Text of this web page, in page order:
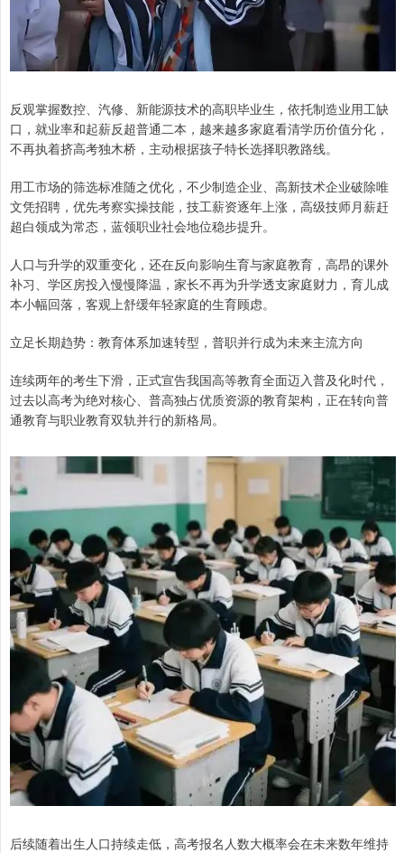
反观掌握数控、汽修、新能源技术的高职毕业生，依托制造业用工缺
口，就业率和起薪反超普通二本，越来越多家庭看清学历价值分化，
不再执着挤高考独木桥，主动根据孩子特长选择职教路线。
用工市场的筛选标准随之优化，不少制造企业、高新技术企业破除唯
文凭招聘，优先考察实操技能，技工薪资逐年上涨，高级技师月薪赶
超白领成为常态，蓝领职业社会地位稳步提升。
人口与升学的双重变化，还在反向影响生育与家庭教育，高昂的课外
补习、学区房投入慢慢降温，家长不再为升学透支家庭财力，育儿成
本小幅回落，客观上舒缓年轻家庭的生育顾虑。
立足长期趋势：教育体系加速转型，普职并行成为未来主流方向
连续两年的考生下滑，正式宣告我国高等教育全面迈入普及化时代，
过去以高考为绝对核心、普高独占优质资源的教育架构，正在转向普
通教育与职业教育双轨并行的新格局。
后续随着出生人口持续走低，高考报名人数大概率会在未来数年维持